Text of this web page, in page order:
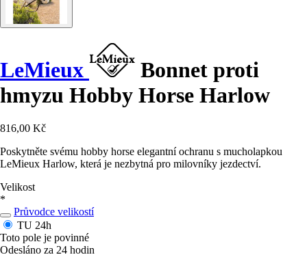
LeMieux
Bonnet proti
hmyzu Hobby Horse Harlow
816,00 Kč
Poskytněte svému hobby horse elegantní ochranu s mucholapkou
LeMieux Harlow, která je nezbytná pro milovníky jezdectví.
Velikost
*
Průvodce velikostí
TU 24h
Toto pole je povinné
Odesláno za 24 hodin